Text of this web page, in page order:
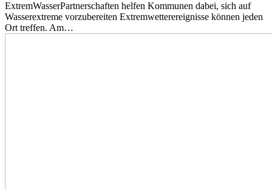
ExtremWasserPartnerschaften helfen Kommunen dabei, sich auf
Wasserextreme vorzubereiten Extremwetterereignisse können jeden
Ort treffen. Am…